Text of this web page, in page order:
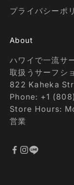
プライバシーポ
About
ハワイで一流サ
取扱うサーフシ
822 Kaheka
Phone: +1
Store Hours:
営業